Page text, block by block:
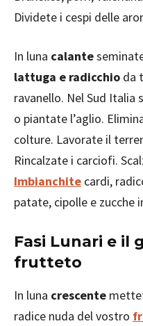
Dividete i cespi delle
In luna calante
lattuga e radicchio da
ravanello. Nel Sud Italia
o piantate l’aglio.
colture. Lavorate il
Rincalzate i carciofi.
Imbianchite cardi,
patate, cipolle e zucche
Fasi Lunari e il
frutteto
In luna crescente
radice nuda del vostro